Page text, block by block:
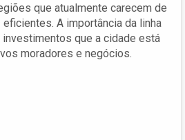
que atualmente carecem de
A importância da linha
que a cidade está
moradores e negócios.